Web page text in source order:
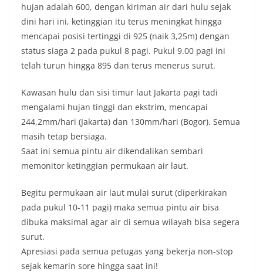
hujan adalah 600, dengan kiriman air dari hulu sejak
dini hari ini, ketinggian itu terus meningkat hingga
mencapai posisi tertinggi di 925 (naik 3,25m) dengan
status siaga 2 pada pukul 8 pagi. Pukul 9.00 pagi ini
telah turun hingga 895 dan terus menerus surut.
Kawasan hulu dan sisi timur laut Jakarta pagi tadi
mengalami hujan tinggi dan ekstrim, mencapai
244,2mm/hari (Jakarta) dan 130mm/hari (Bogor). Semua
masih tetap bersiaga.
Saat ini semua pintu air dikendalikan sembari
memonitor ketinggian permukaan air laut.
Begitu permukaan air laut mulai surut (diperkirakan
pada pukul 10-11 pagi) maka semua pintu air bisa
dibuka maksimal agar air di semua wilayah bisa segera
surut.
Apresiasi pada semua petugas yang bekerja non-stop
sejak kemarin sore hingga saat ini!